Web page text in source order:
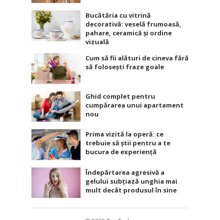
Bucătăria cu vitrină
decorativă: veselă frumoasă,
pahare, ceramică și ordine
vizuală
Cum să fii alături de cineva fără
să folosești fraze goale
Ghid complet pentru
cumpărarea unui apartament
nou
Prima vizită la operă: ce
trebuie să știi pentru a te
bucura de experiență
Îndepărtarea agresivă a
gelului subțiază unghia mai
mult decât produsul în sine